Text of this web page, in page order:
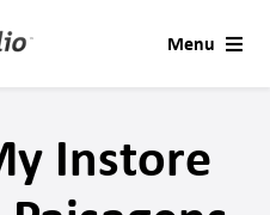
Menu
Instore